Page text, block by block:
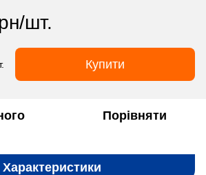
шт.
Купити
Порівняти
Характеристики